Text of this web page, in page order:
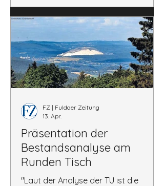
Präsentation der
Bestandsanalyse am
Runden Tisch
"Laut der Analyse der TU ist die
FZ | Fuldaer Zeitung
13. Apr.